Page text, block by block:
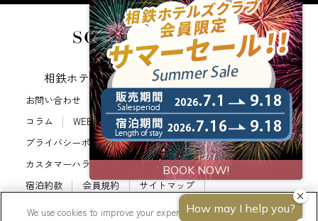
相鉄ホテルズ 公式SNS
お問い合わせ 会社概要
新規ホテル開発のご提案
コラム
WEB利用規約
サイトポリシー
プライバシーポリシー
カスタマーハラスメントに対する基本方針
法人契約
宿泊約款
会員規約
サイトマップ
相鉄ホテルズ パートナーホテル加盟募集のご案内
採用情報
We use cookies to improve your experience on our website, to